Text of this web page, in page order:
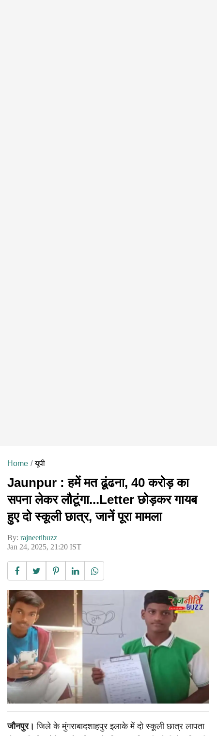
Home यूपी
Jaunpur : हमें मत ढूंढना, 40 करोड़ का
सपना लेकर लौटूंगा...Letter छोड़कर गायब
हुए दो स्कूली छात्र, जानें पूरा मामला
By: rajneetibuzz
Jan 24, 2025, 21:20 IST
जौनपुर। जिले के मुंगराबादशाहपुर इलाके में दो स्कूली छात्र लापता